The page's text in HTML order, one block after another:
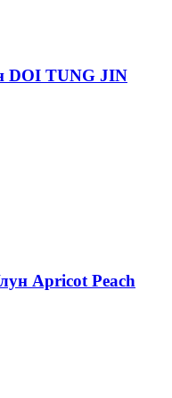
DOI TUNG JIN
Apricot Peach